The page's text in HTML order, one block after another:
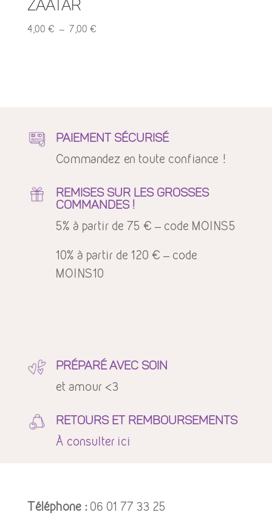
ZAATAR
4,00 € – 7,00 €Plage
PAIEMENT SÉCURISÉ
Commandez en toute confiance !
REMISES SUR LES GROSSES
COMMANDES !
5% à partir de 75 € – code MOINS5
10% à partir de 120 € – code
MOINS10
PRÉPARÉ AVEC SOIN
et amour <3
RETOURS ET REMBOURSEMENTS
À consulter ici
Téléphone :06 01 77 33 25